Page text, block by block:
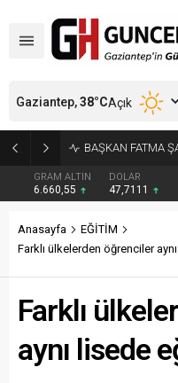
GRAM ALTIN
6.660,55
DOLAR
47,7111
Gaziantep,38°CAçık
Anasayfa
EĞİTİM
Farklı ülkelerden öğrenciler
Farklı
aynı lisede